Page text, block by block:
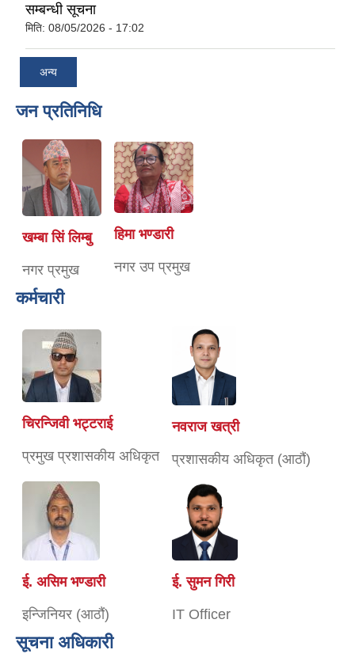
सम्बन्धी सूचना
मिति: 08/05/2026 - 17:02
अन्य
जन प्रतिनिधि
खम्बा सिं लिम्बु
नगर प्रमुख
हिमा भण्डारी
नगर उप प्रमुख
कर्मचारी
चिरन्जिवी भट्टराई
प्रमुख प्रशासकीय अधिकृत
नवराज खत्री
प्रशासकीय अधिकृत (आठौं)
ई. असिम भण्डारी
इन्जिनियर (आठौं)
ई. सुमन गिरी
IT Officer
सूचना अधिकारी